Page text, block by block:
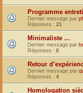
Programme
Dernier message par
Réponses : 21
Minimaliste ...
Dernier message par
Réponses : 6
Retour
Dernier message par
Réponses : 4
Homologation